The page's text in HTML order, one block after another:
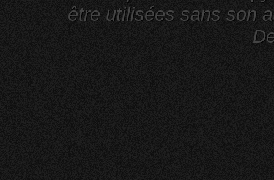
être utilisées sans son